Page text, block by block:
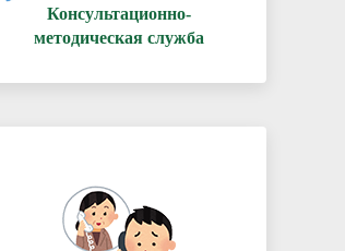
Консультационно-
методическая служба